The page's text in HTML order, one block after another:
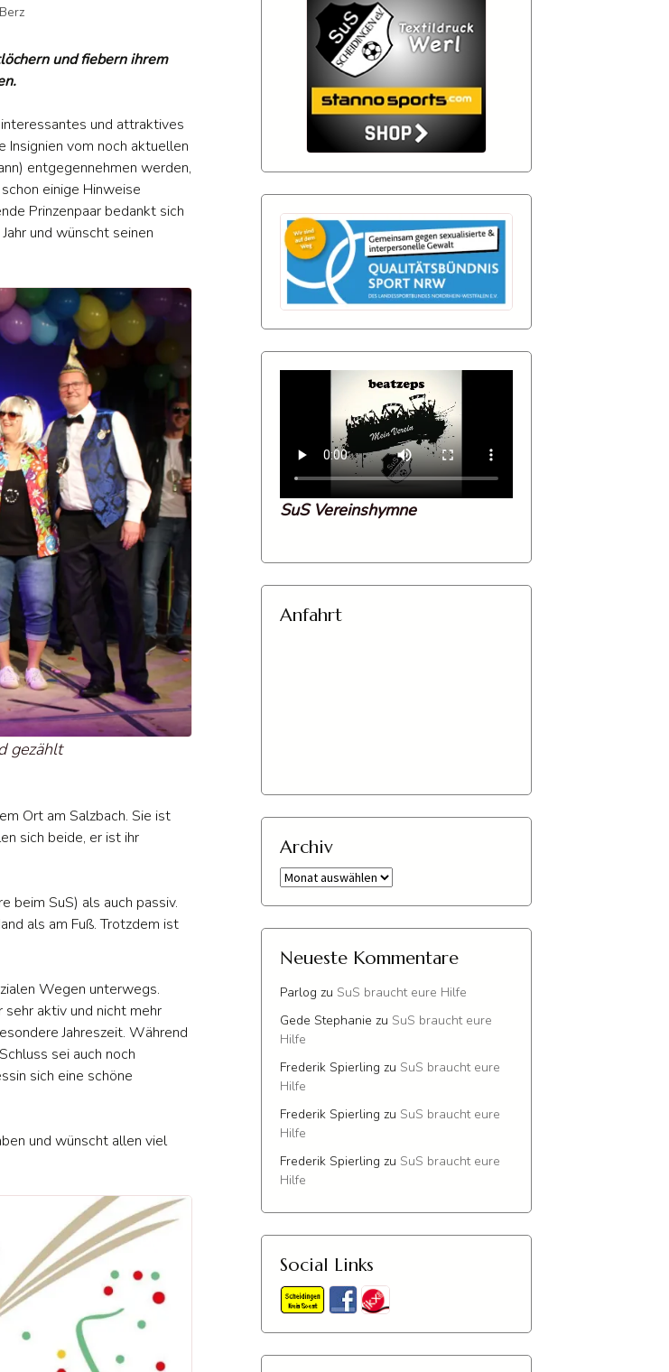
B – Jugend
C – Jugend
C-Jugend Aktuell
D – Jugend
D-Jugend Aktuell
E – Jugend
E – Jugend
G – Jugend
G-Jugend Aktuell
Damen Aktuell
B-Juniorinnen
Aktuell
Alte Herren
Aktuell
Spiel- und
Terminplan AH
Tischtennis
Aktuell
seit 1947
Mitteilung
Jugend
Senioren
Historie der
Damen
Historie der
Historie der
Trainer des SuS
Zeitstrahl
Login
und fiebern ihrem
und attraktives
Insignien vom noch aktuellen
entgegennehmen werden,
einige Hinweise
Prinzenpaar bedankt sich
und wünscht seinen
gezählt
Ort am Salzbach. Sie ist
sich beide, er ist ihr
beim SuS) als auch passiv.
als am Fuß. Trotzdem ist
Wegen unterwegs.
aktiv und nicht mehr
Jahreszeit. Während
sei auch noch
sich eine schöne
und wünscht allen viel
SuS Vereinshymne
Anfahrt
Archiv
Archiv
Neueste Kommentare
Parlog zu SuS braucht eure Hilfe
Gede Stephanie zu SuS braucht eure
Hilfe
Frederik Spierling zu SuS braucht eure
Hilfe
Frederik Spierling zu SuS braucht eure
Hilfe
Frederik Spierling zu SuS braucht eure
Hilfe
Social Links